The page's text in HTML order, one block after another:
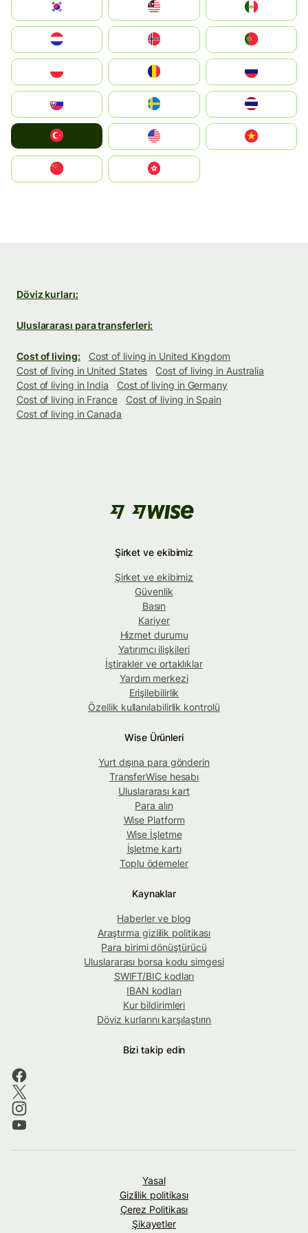
South Korea
United States
中國香港特別行政區
Döviz kurları:
Uluslararası para transferleri:
Cost of living:
Cost of living in United Kingdom
Cost of living in United States
Cost of living in Australia
Cost of living in India
Cost of living in Germany
Cost of living in France
Cost of living in Spain
Cost of living in Canada
Şirket ve ekibimiz
Şirket ve ekibimiz
Güvenlik
Basın
Kariyer
Hizmet durumu
Yatırımcı ilişkileri
İştirakler ve ortaklıklar
Yardım merkezi
Erişilebilirlik
Özellik kullanılabilirlik kontrolü
Wise Ürünleri
Yurt dışına para gönderin
TransferWise hesabı
Uluslararası kart
Para alın
Wise Platform
Wise İşletme
İşletme kartı
Toplu ödemeler
Kaynaklar
Haberler ve blog
Araştırma gizlilik politikası
Para birimi dönüştürücü
Uluslararası borsa kodu simgesi
SWIFT/BIC kodları
IBAN kodları
Kur bildirimleri
Döviz kurlarını karşılaştırın
Bizi takip edin
Yasal
Gizlilik politikası
Çerez Politikası
Şikayetler